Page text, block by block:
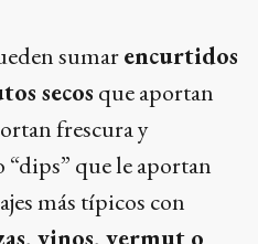
sumarencurtidos
secos que aportan
frescura y
que le aportan
más típicos con
vinos, vermut o